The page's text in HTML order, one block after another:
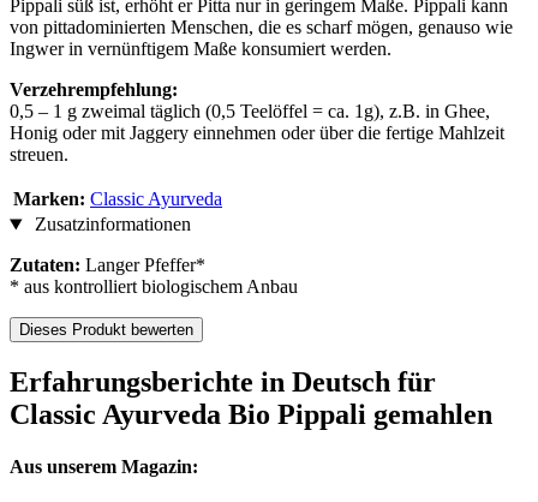
Pippali süß ist, erhöht er Pitta nur in geringem Maße. Pippali kann
von pittadominierten Menschen, die es scharf mögen, genauso wie
Ingwer in vernünftigem Maße konsumiert werden.
Verzehrempfehlung:
0,5 – 1 g zweimal täglich (0,5 Teelöffel = ca. 1g), z.B. in Ghee,
Honig oder mit Jaggery einnehmen oder über die fertige Mahlzeit
streuen.
Marken: Classic Ayurveda
Zusatzinformationen
Zutaten: Langer Pfeffer*
* aus kontrolliert biologischem Anbau
Dieses Produkt bewerten
Erfahrungsberichte in Deutsch für
Classic Ayurveda Bio Pippali gemahlen
Aus unserem Magazin: